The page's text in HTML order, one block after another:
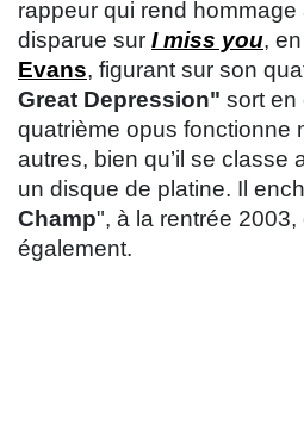
rappeur qui rend
disparue sur I miss you,
Evans, figurant sur son
Great Depression" sort en
quatrième opus fonctionne
autres, bien qu’il se classe
un disque de platine. Il
Champ", à la rentrée
également.